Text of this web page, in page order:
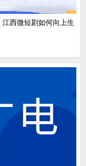
西微短剧如何向上生